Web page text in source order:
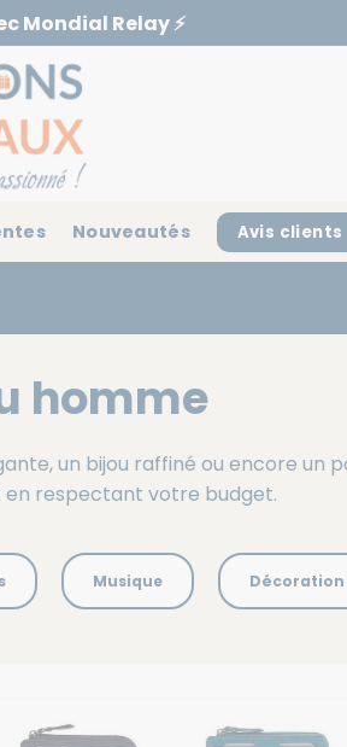
Mondial Relay ⚡️
Nouveautés Avis clients
homme
un bijou raffiné ou encore un
respectant votre budget.
Musique Décoration